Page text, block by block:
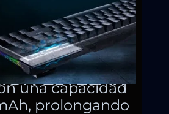
ESTELAR
una batería de
una capacidad
prolongando